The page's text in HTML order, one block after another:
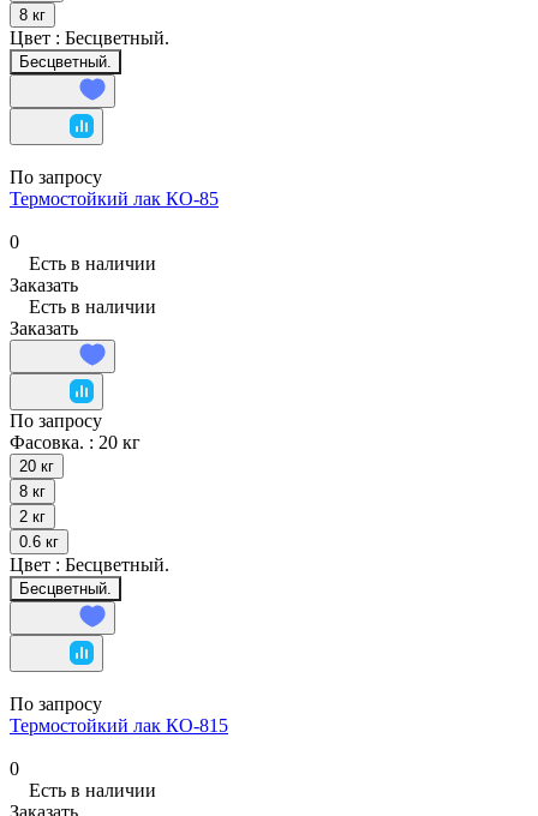
8 кг
Цвет : Бесцветный.
Бесцветный.
По запросу
Термостойкий лак КО-85
0
Есть в наличии
Заказать
Есть в наличии
Заказать
По запросу
Фасовка. : 20 кг
20 кг
8 кг
2 кг
0.6 кг
Цвет : Бесцветный.
Бесцветный.
По запросу
Термостойкий лак КО-815
0
Есть в наличии
Заказать